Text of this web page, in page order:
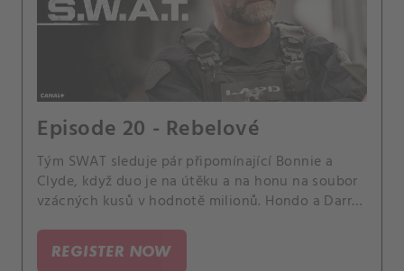
Episode 20 - Rebelové
Tým SWAT sleduje pár připomínající Bonnie a
Clyde, když duo je na útěku a na honu na soubor
vzácných kusů v hodnotě milionů. Hondo a Darryl
přítelkyně navštěvuje svého mladého syna, a Luca
čelí strachu z neúspěchu jeho rekvalifikace, aby
REGISTER NOW